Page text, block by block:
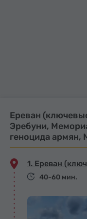
Ереван
Эребуни,
геноцида армян,
1. Ереван
40-60 мин.